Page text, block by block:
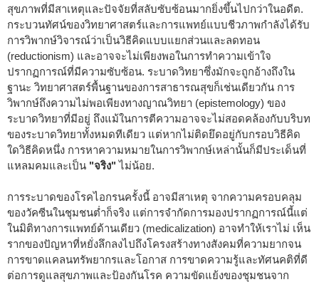
สุขภาพที่มีสาเหตุและปัจจัยที่สลับซับซ้อนมากยิ่งขึ้นไปกว่าในอดีต.
กระบวนทัศน์ของวิทยาศาสตร์และการแพทย์แบบชีวภาพกำลังได้รับ
การวิพากษ์วิจารณ์ว่าเป็นวิธีคิดแบบแยกส่วนและลดทอน
(reductionism) และอาจจะไม่เพียงพอในการทำความเข้าใจ
ปรากฏการณ์ที่มีความซับซ้อน. ระบาดวิทยาซึ่งมักจะถูกอ้างถึงใน
ฐานะ วิทยาศาสตร์พื้นฐานของการสาธารณสุขก็เช่นเดียวกัน การ
วิพากษ์ถึงความไม่พอเพียงทางญาณวิทยา (epistemology) ของ
ระบาดวิทยาที่มีอยู่ ถึงแม้ในการตีความอาจจะไม่สอดคล้องกับบริบท
ของระบาดวิทยาทั้งหมดทีเดียว แต่หากไม่ติดยึดอยู่กับกรอบวิธีคิด
ใดวิธีคิดหนึ่ง การหาความหมายในการวิพากษ์เหล่านั้นก็มีประเด็นที่
แหลมคมและเป็น "จริง" ไม่น้อย.
การระบาดของโรคไอกรนครั้งนี้ อาจมีสาเหตุ จากความครอบคลุม
ของวัคซีนในชุมชนต่ำก็จริง แต่การจำกัดการมองปรากฏการณ์นี้แต่
ในมิติทางการแพทย์ด้านเดียว (medicalization) อาจทำให้เราไม่ เห็น
รากของปัญหาที่หยั่งลึกลงไปถึงโครงสร้างทางสังคมที่ความยากจน
การขาดแคลนทรัพยากรและโอกาส การขาดความรู้และทัศนคติที่ดี
ต่อการดูแลสุขภาพและป้องกันโรค ความขัดแย้งของชุมชนจาก